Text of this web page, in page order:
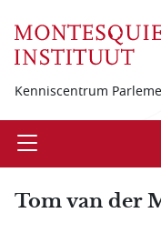
Kenniscentrum
Open
Tom van der